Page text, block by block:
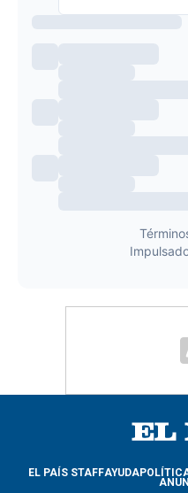
EL PAÍS STAFFAYUDA